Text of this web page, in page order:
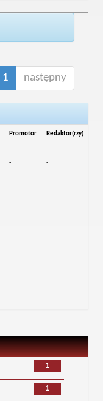
1 następny
Promotor Redaktor(rzy)
- -
1
1